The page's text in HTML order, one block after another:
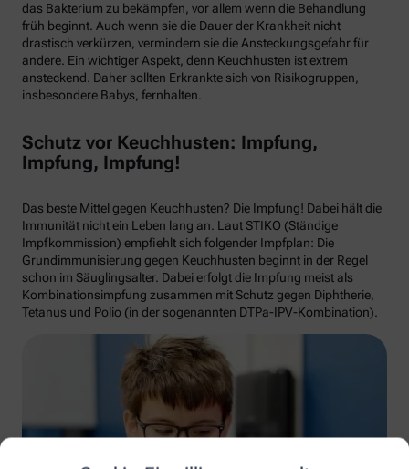
das Bakterium zu bekämpfen, vor allem wenn die Behandlung
früh beginnt. Auch wenn sie die Dauer der Krankheit nicht
drastisch verkürzen, vermindern sie die Ansteckungsgefahr für
andere. Ein wichtiger Aspekt, denn Keuchhusten ist extrem
ansteckend. Daher sollten Erkrankte sich von Risikogruppen,
insbesondere Babys, fernhalten.
Schutz vor Keuchhusten: Impfung,
Impfung, Impfung!
Das beste Mittel gegen Keuchhusten? Die Impfung! Dabei hält die
Immunität nicht ein Leben lang an. Laut STIKO (Ständige
Impfkommission) empfiehlt sich folgender Impfplan: Die
Grundimmunisierung gegen Keuchhusten beginnt in der Regel
schon im Säuglingsalter. Dabei erfolgt die Impfung meist als
Kombinationsimpfung zusammen mit Schutz gegen Diphtherie,
Tetanus und Polio (in der sogenannten DTPa-IPV-Kombination).